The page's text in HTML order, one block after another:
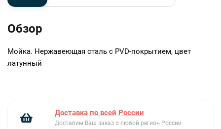
Обзор
Мойка. Нержавеющая сталь с PVD-покрытием, цвет
латунный
Доставка по всей России
Доставим Ваш заказ в любой регион России